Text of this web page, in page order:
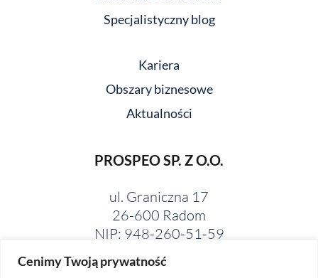
Cenimy Twoją prywatność
PROSPEO SP. Z O.O.
ul. Graniczna 17
26-600 Radom
NIP: 948-260-51-59
Specjalistyczny blog
Kariera
Obszary biznesowe
Aktualności